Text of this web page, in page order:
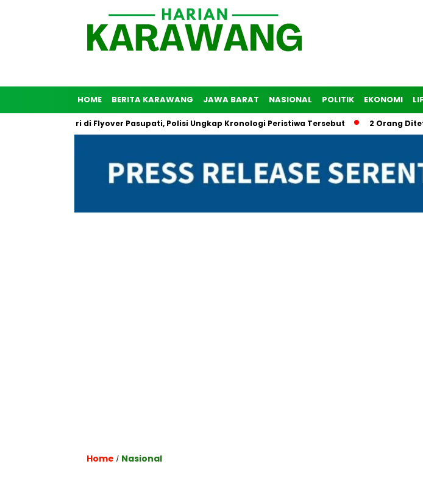
HOME BERITA KARAWANG JAWA BARAT NASIONAL POLITIK EKONOMI
Bunuh Diri di Flyover Pasupati, Polisi Ungkap Kronologi Peristiwa Tersebut 2 Orang Ditetapkan
Home / Nasional